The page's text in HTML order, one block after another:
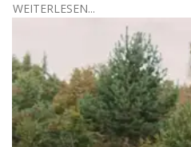
WEITERLESEN...